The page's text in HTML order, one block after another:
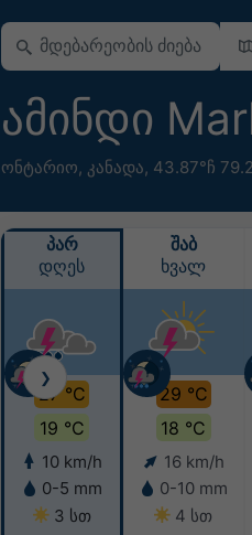
ამინდი
ონტარიო, კანადა, 43.87°ჩ
ᲞᲐᲠ
დღეს
27 °C
19 °C
10 km/h
0-5 mm
3 სთ
ᲨᲐᲑ
ხვალ
29 °C
18 °C
16 km/h
0-10 mm
4 სთ
❯